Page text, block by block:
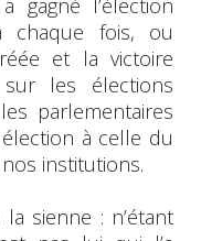
chaque fois, ou
et la victoire
les élections
parlementaires
à celle du
institutions.
sienne : n’étant